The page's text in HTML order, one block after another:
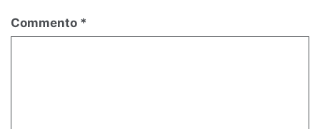
Commento *